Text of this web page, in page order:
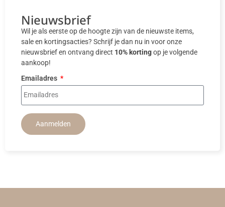
Nieuwsbrief
Wil je als eerste op de hoogte zijn van de nieuwste items,
sale en kortingsacties? Schrijf je dan nu in voor onze
nieuwsbrief en ontvang direct 10% kortingop je volgende
aankoop!
Emailadres
Aanmelden